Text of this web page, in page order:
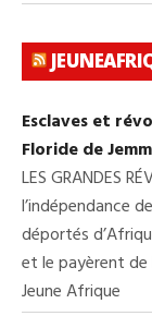
Esclaves et
Floride de
LES GRANDES
l’indépendance
déportés
et le payèrent de
Jeune Afrique